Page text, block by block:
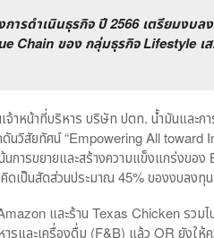
ารดำเนินธุรกิจ ปี 2566 เตรียมงบ
Chain ของ กลุ่มธุรกิจ Lifestyle เ
จ้าหน้าที่บริหาร บริษัท ปตท. น้ำมันและ
นวิสัยทัศน์ “Empowering All toward
นการขยายและสร้างความแข็งแกร่งข
ดเป็นสัดส่วนประมาณ 45% ของงบลงทุน
และร้าน Texas Chicken รว
ารและเครื่องดื่ม (F&B) แล้ว OR ยังใ